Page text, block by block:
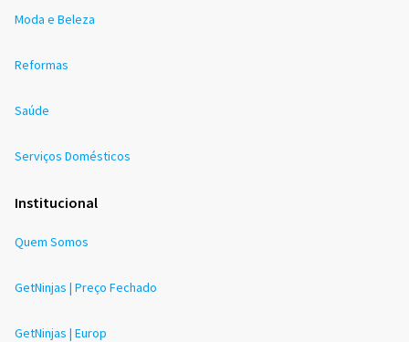
Moda e Beleza
Reformas
Saúde
Serviços Domésticos
Institucional
Quem Somos
GetNinjas | Preço Fechado
GetNinjas | Europ